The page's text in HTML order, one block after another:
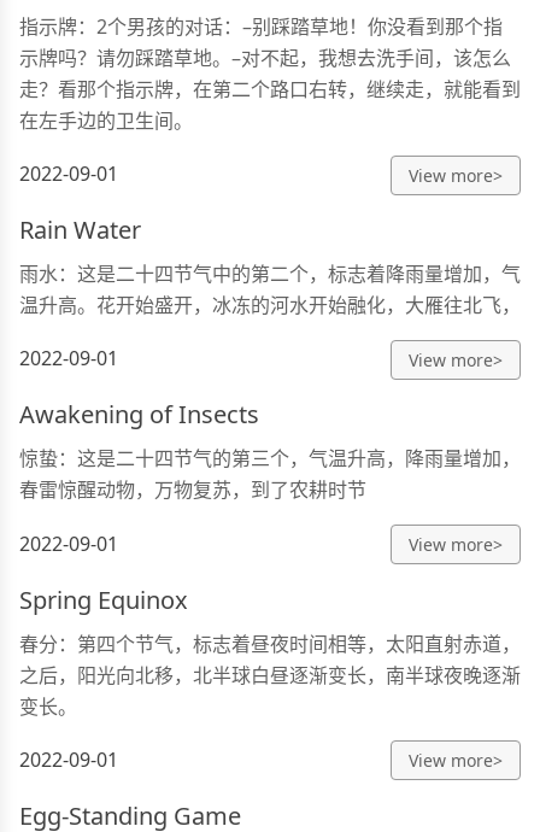
指示牌：2个男孩的对话：–别踩踏草地！你没看到那个指
示牌吗？请勿踩踏草地。–对不起，我想去洗手间，该怎么
走？看那个指示牌，在第二个路口右转，继续走，就能看到
在左手边的卫生间。
2022-09-01 View more>
Rain Water
雨水：这是二十四节气中的第二个，标志着降雨量增加，气
温升高。花开始盛开，冰冻的河水开始融化，大雁往北飞，
2022-09-01 View more>
Awakening of Insects
惊蛰：这是二十四节气的第三个，气温升高，降雨量增加，
春雷惊醒动物，万物复苏，到了农耕时节
2022-09-01 View more>
Spring Equinox
春分：第四个节气，标志着昼夜时间相等，太阳直射赤道，
之后，阳光向北移，北半球白昼逐渐变长，南半球夜晚逐渐
变长。
2022-09-01 View more>
Egg-Standing Game